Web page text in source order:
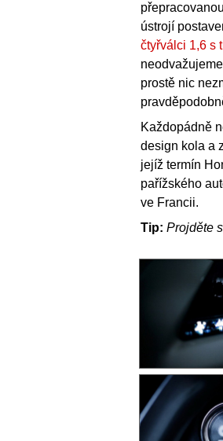
ústrojí
čtyřválci 1,6 s
prostě nic
Každopádně
design kola a
jejíž termín
pařížského
ve Francii.
Tip: Projděte